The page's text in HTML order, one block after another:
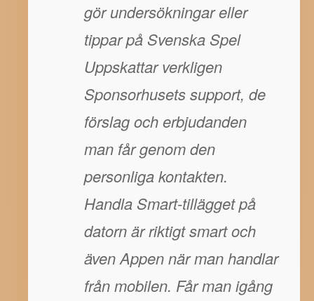
gör undersökningar eller
tippar på Svenska Spel
Uppskattar verkligen
Sponsorhusets support, de
förslag och erbjudanden
man får genom den
personliga kontakten.
Handla Smart-tillägget på
datorn är riktigt smart och
även Appen när man handlar
från mobilen. Får man igång